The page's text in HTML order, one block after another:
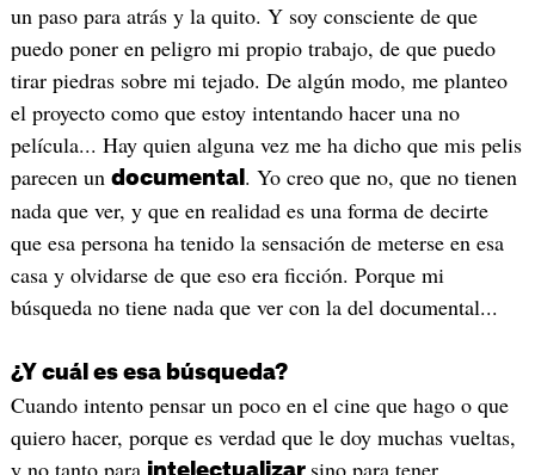
un paso para atrás y la quito. Y soy consciente de que
puedo poner en peligro mi propio trabajo, de que puedo
tirar piedras sobre mi tejado. De algún modo, me planteo
el proyecto como que estoy intentando hacer una no
película... Hay quien alguna vez me ha dicho que mis pelis
parecen un documental . Yo creo que no, que no tienen
nada que ver, y que en realidad es una forma de decirte
que esa persona ha tenido la sensación de meterse en esa
casa y olvidarse de que eso era ficción. Porque mi
búsqueda no tiene nada que ver con la del documental...
¿Y cuál es esa búsqueda?
Cuando intento pensar un poco en el cine que hago o que
quiero hacer, porque es verdad que le doy muchas vueltas,
y no tanto para intelectualizar sino para tener